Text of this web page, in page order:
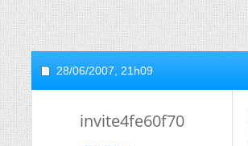
28/06/2007, 21h09
invite4fe60f70